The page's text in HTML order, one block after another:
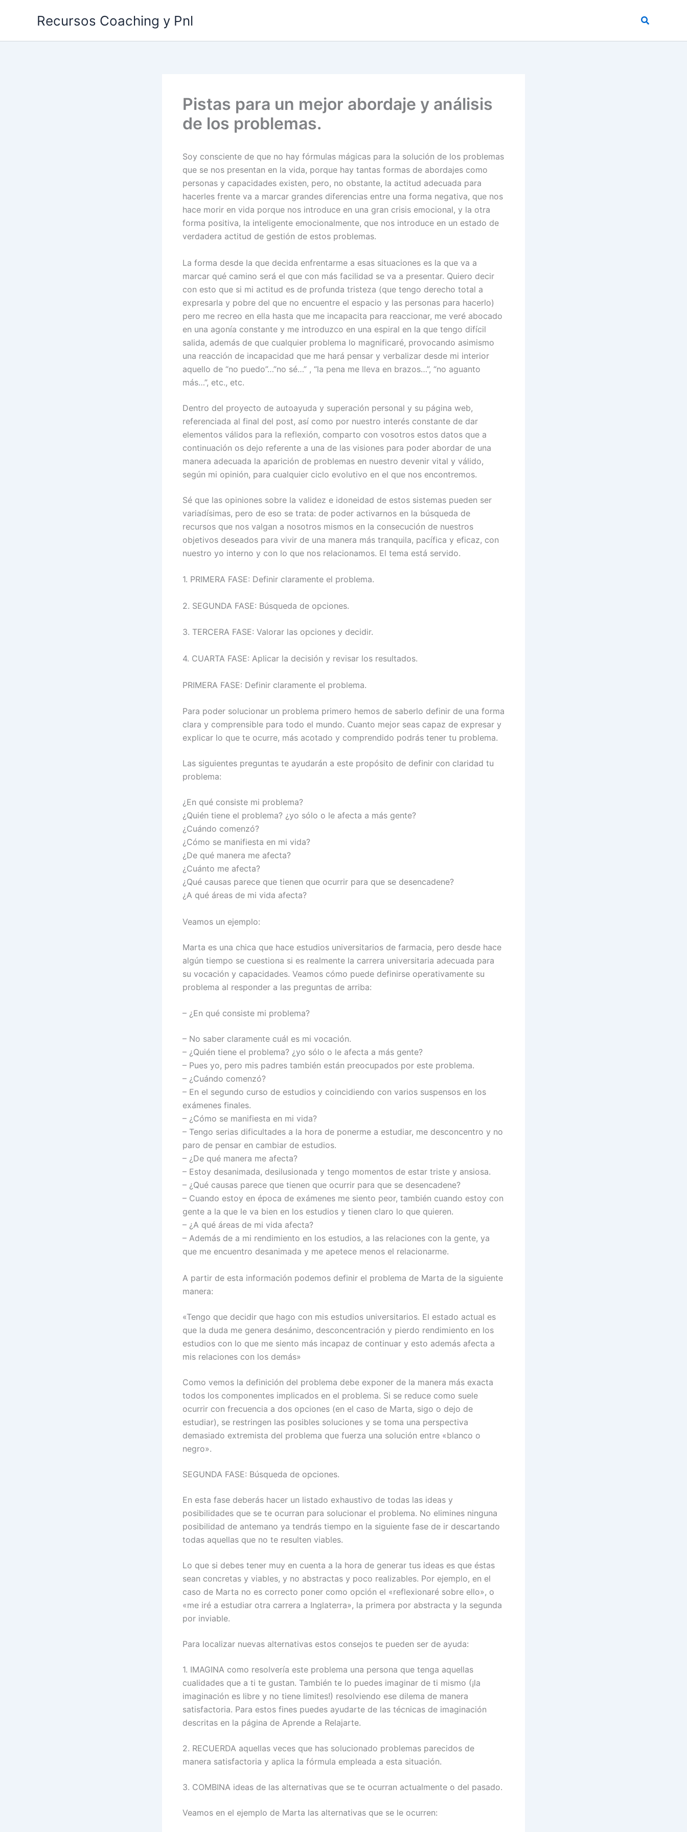
Recursos Coaching y Pnl Buscar
Pistas para un mejor abordaje y análisis
de los problemas.
Soy consciente de que no hay fórmulas mágicas para la solución de los problemas
que se nos presentan en la vida, porque hay tantas formas de abordajes como
personas y capacidades existen, pero, no obstante, la actitud adecuada para
hacerles frente va a marcar grandes diferencias entre una forma negativa, que nos
hace morir en vida porque nos introduce en una gran crisis emocional, y la otra
forma positiva, la inteligente emocionalmente, que nos introduce en un estado de
verdadera actitud de gestión de estos problemas.
La forma desde la que decida enfrentarme a esas situaciones es la que va a
marcar qué camino será el que con más facilidad se va a presentar. Quiero decir
con esto que si mi actitud es de profunda tristeza (que tengo derecho total a
expresarla y pobre del que no encuentre el espacio y las personas para hacerlo)
pero me recreo en ella hasta que me incapacita para reaccionar, me veré abocado
en una agonía constante y me introduzco en una espiral en la que tengo difícil
salida, además de que cualquier problema lo magnificaré, provocando asimismo
una reacción de incapacidad que me hará pensar y verbalizar desde mi interior
aquello de “no puedo”…”no sé…” , “la pena me lleva en brazos…”, “no aguanto
más…”, etc., etc.
Dentro del proyecto de autoayuda y superación personal y su página web,
referenciada al final del post, así como por nuestro interés constante de dar
elementos válidos para la reflexión, comparto con vosotros estos datos que a
continuación os dejo referente a una de las visiones para poder abordar de una
manera adecuada la aparición de problemas en nuestro devenir vital y válido,
según mi opinión, para cualquier ciclo evolutivo en el que nos encontremos.
Sé que las opiniones sobre la validez e idoneidad de estos sistemas pueden ser
variadísimas, pero de eso se trata: de poder activarnos en la búsqueda de
recursos que nos valgan a nosotros mismos en la consecución de nuestros
objetivos deseados para vivir de una manera más tranquila, pacífica y eficaz, con
nuestro yo interno y con lo que nos relacionamos. El tema está servido.
1. PRIMERA FASE: Definir claramente el problema.
2. SEGUNDA FASE: Búsqueda de opciones.
3. TERCERA FASE: Valorar las opciones y decidir.
4. CUARTA FASE: Aplicar la decisión y revisar los resultados.
PRIMERA FASE: Definir claramente el problema.
Para poder solucionar un problema primero hemos de saberlo definir de una forma
clara y comprensible para todo el mundo. Cuanto mejor seas capaz de expresar y
explicar lo que te ocurre, más acotado y comprendido podrás tener tu problema.
Las siguientes preguntas te ayudarán a este propósito de definir con claridad tu
problema:
¿En qué consiste mi problema?
¿Quién tiene el problema? ¿yo sólo o le afecta a más gente?
¿Cuándo comenzó?
¿Cómo se manifiesta en mi vida?
¿De qué manera me afecta?
¿Cuánto me afecta?
¿Qué causas parece que tienen que ocurrir para que se desencadene?
¿A qué áreas de mi vida afecta?
Veamos un ejemplo:
Marta es una chica que hace estudios universitarios de farmacia, pero desde hace
algún tiempo se cuestiona si es realmente la carrera universitaria adecuada para
su vocación y capacidades. Veamos cómo puede definirse operativamente su
problema al responder a las preguntas de arriba:
– ¿En qué consiste mi problema?
– No saber claramente cuál es mi vocación.
– ¿Quién tiene el problema? ¿yo sólo o le afecta a más gente?
– Pues yo, pero mis padres también están preocupados por este problema.
– ¿Cuándo comenzó?
– En el segundo curso de estudios y coincidiendo con varios suspensos en los
exámenes finales.
– ¿Cómo se manifiesta en mi vida?
– Tengo serias dificultades a la hora de ponerme a estudiar, me desconcentro y no
paro de pensar en cambiar de estudios.
– ¿De qué manera me afecta?
– Estoy desanimada, desilusionada y tengo momentos de estar triste y ansiosa.
– ¿Qué causas parece que tienen que ocurrir para que se desencadene?
– Cuando estoy en época de exámenes me siento peor, también cuando estoy con
gente a la que le va bien en los estudios y tienen claro lo que quieren.
– ¿A qué áreas de mi vida afecta?
– Además de a mi rendimiento en los estudios, a las relaciones con la gente, ya
que me encuentro desanimada y me apetece menos el relacionarme.
A partir de esta información podemos definir el problema de Marta de la siguiente
manera:
«Tengo que decidir que hago con mis estudios universitarios. El estado actual es
que la duda me genera desánimo, desconcentración y pierdo rendimiento en los
estudios con lo que me siento más incapaz de continuar y esto además afecta a
mis relaciones con los demás»
Como vemos la definición del problema debe exponer de la manera más exacta
todos los componentes implicados en el problema. Si se reduce como suele
ocurrir con frecuencia a dos opciones (en el caso de Marta, sigo o dejo de
estudiar), se restringen las posibles soluciones y se toma una perspectiva
demasiado extremista del problema que fuerza una solución entre «blanco o
negro».
SEGUNDA FASE: Búsqueda de opciones.
En esta fase deberás hacer un listado exhaustivo de todas las ideas y
posibilidades que se te ocurran para solucionar el problema. No elimines ninguna
posibilidad de antemano ya tendrás tiempo en la siguiente fase de ir descartando
todas aquellas que no te resulten viables.
Lo que si debes tener muy en cuenta a la hora de generar tus ideas es que éstas
sean concretas y viables, y no abstractas y poco realizables. Por ejemplo, en el
caso de Marta no es correcto poner como opción el «reflexionaré sobre ello», o
«me iré a estudiar otra carrera a Inglaterra», la primera por abstracta y la segunda
por inviable.
Para localizar nuevas alternativas estos consejos te pueden ser de ayuda:
1. IMAGINA como resolvería este problema una persona que tenga aquellas
cualidades que a ti te gustan. También te lo puedes imaginar de ti mismo (¡la
imaginación es libre y no tiene limites!) resolviendo ese dilema de manera
satisfactoria. Para estos fines puedes ayudarte de las técnicas de imaginación
descritas en la página de Aprende a Relajarte.
2. RECUERDA aquellas veces que has solucionado problemas parecidos de
manera satisfactoria y aplica la fórmula empleada a esta situación.
3. COMBINA ideas de las alternativas que se te ocurran actualmente o del pasado.
Veamos en el ejemplo de Marta las alternativas que se le ocurren: